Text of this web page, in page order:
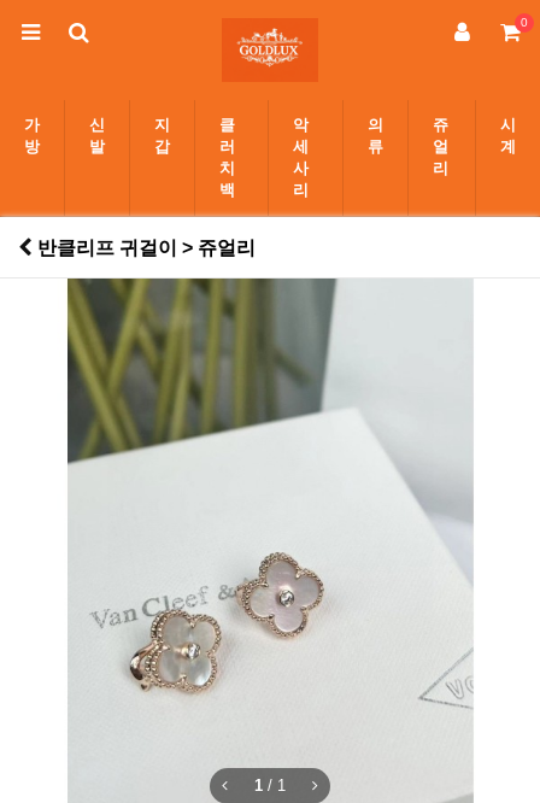
0
가
방
신
발
지
갑
클
러
치
백
악
세
사
리
의
류
쥬
얼
리
시
계
반클리프 귀걸이 > 쥬얼리
1 / 1